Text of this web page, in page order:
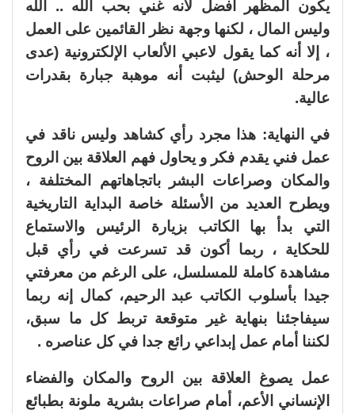
يكون المظهر أفضل لأنه غني بحب الله .. الله
وليس المال ، لكنها وجهة نظر القائمين على العمل
، إلا أنه كما يقول لاعبي الألعاب الإلكترونية (عدى
مرحلة الوحش) ليثبت أنه موهبة جبارة بقدرات
عالية.
في النهاية: هذا مجرد رأي كشاهد وليس ناقد في
عمل فني يقدم فكر و يحاول فهم العلاقة بين الروح
والمكان وصراعات البشر باتجاهاتهم المختلفة ،
ويطرح العديد من الأسئلة خاصة البداية التاريخية
التي بدأ بها الكاتب بزيارة الرئيس والاستماع
للحكاية ، ربما أكون قد تسرعت في رأي قبل
مشاهدة كاملة للمسلسل، على الرغم من معرفتي
جيدا بأسلوب الكاتب عبد الرحيم، كمال إنه ربما
سيفاجئنا بنهاية غير متوقعة تربط كل ما سبق،
لكننا أمام عمل إبداعي رائع جدا في كل عناصره .
عمل يصوغ العلاقة بين الروح والمكان والفضاء
الإنساني الأعم، أمام صراعات بشرية ملونة بطبائع